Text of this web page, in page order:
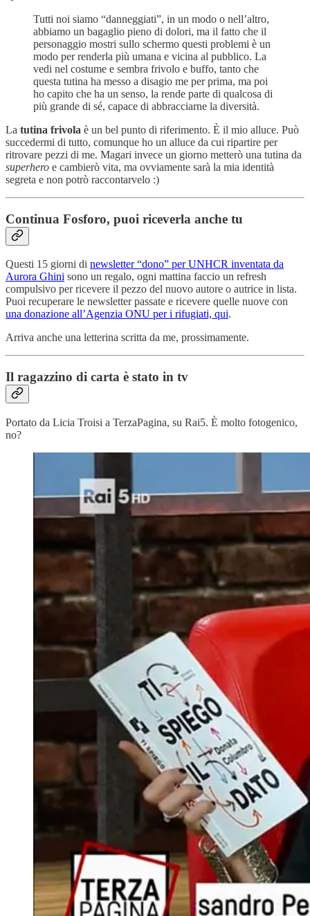
Tutti noi siamo “danneggiati”, in un modo o nell’altro,
abbiamo un bagaglio pieno di dolori, ma il fatto che il
personaggio mostri sullo schermo questi problemi è un
modo per renderla più umana e vicina al pubblico. La
vedi nel costume e sembra frivolo e buffo, tanto che
questa tutina ha messo a disagio me per prima, ma poi
ho capito che ha un senso, la rende parte di qualcosa di
più grande di sé, capace di abbracciarne la diversità.
La tutina frivola è un bel punto di riferimento. È il mio alluce. Può
succedermi di tutto, comunque ho un alluce da cui ripartire per
ritrovare pezzi di me. Magari invece un giorno metterò una tutina da
superhero e cambierò vita, ma ovviamente sarà la mia identità
segreta e non potrò raccontarvelo :)
Continua Fosforo, puoi riceverla anche tu
Questi 15 giorni di newsletter “dono” per UNHCR inventata da
Aurora Ghini sono un regalo, ogni mattina faccio un refresh
compulsivo per ricevere il pezzo del nuovo autore o autrice in lista.
Puoi recuperare le newsletter passate e ricevere quelle nuove con
una donazione all’Agenzia ONU per i rifugiati, qui.
Arriva anche una letterina scritta da me, prossimamente.
Il ragazzino di carta è stato in tv
Portato da Licia Troisi a TerzaPagina, su Rai5. È molto fotogenico,
no?